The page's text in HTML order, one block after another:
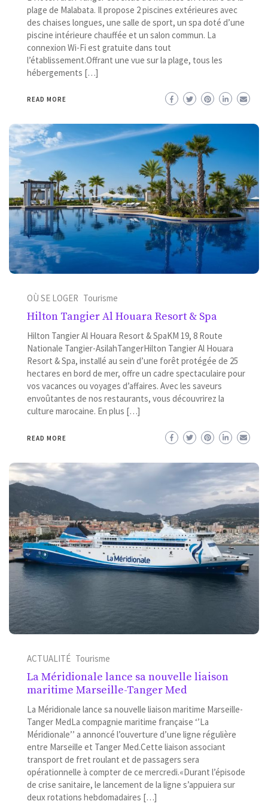
plage de Malabata. Il propose 2 piscines extérieures avec
des chaises longues, une salle de sport, un spa doté d’une
piscine intérieure chauffée et un salon commun. La
connexion Wi-Fi est gratuite dans tout
l’établissement.Offrant une vue sur la plage, tous les
hébergements […]
READ MORE
OÙ SE LOGER Tourisme
Hilton Tangier Al Houara Resort & Spa
Hilton Tangier Al Houara Resort & SpaKM 19, 8 Route
Nationale Tangier-AsilahTangerHilton Tangier Al Houara
Resort & Spa, installé au sein d’une forêt protégée de 25
hectares en bord de mer, offre un cadre spectaculaire pour
vos vacances ou voyages d’affaires. Avec les saveurs
envoûtantes de nos restaurants, vous découvrirez la
culture marocaine. En plus […]
READ MORE
ACTUALITÉ Tourisme
La Méridionale lance sa nouvelle liaison
maritime Marseille-Tanger Med
La Méridionale lance sa nouvelle liaison maritime Marseille-
Tanger MedLa compagnie maritime française ‘’La
Méridionale’’ a annoncé l’ouverture d’une ligne régulière
entre Marseille et Tanger Med.Cette liaison associant
transport de fret roulant et de passagers sera
opérationnelle à compter de ce mercredi.«Durant l’épisode
de crise sanitaire, le lancement de la ligne s’appuiera sur
deux rotations hebdomadaires […]